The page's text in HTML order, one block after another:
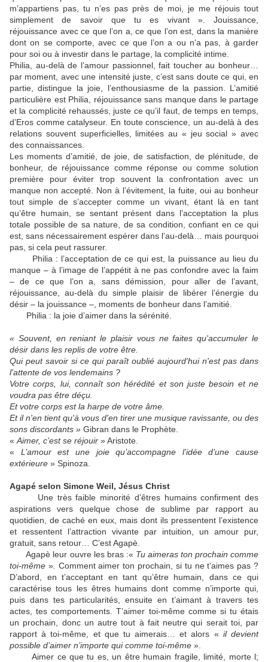
m’appartiens pas, tu n’es pas près de moi, je me réjouis tout
simplement de savoir que tu es vivant ». Jouissance,
réjouissance avec ce que l’on a, ce que l’on est, dans la manière
dont on se comporte, avec ce que l’on a ou n’a pas, à garder
pour soi ou à investir dans le partage, la complicité intime.
Philia, au-delà de l’amour passionnel, fait toucher au bonheur…
par moment, avec une intensité juste, c’est sans doute ce qui, en
partie, distingue la joie, l’enthousiasme de la passion. L’amitié
particulière est Philia, réjouissance sans manque dans le partage
et la complicité rehaussés, juste ce qu’il faut, de temps en temps,
d’Eros comme catalyseur. En toute conscience, un au-delà à des
relations souvent superficielles, limitées au « jeu social » avec
des connaissances.
Les moments d’amitié, de joie, de satisfaction, de plénitude, de
bonheur, de réjouissance comme réponse ou comme solution
première pour éviter trop souvent la confrontation avec un
manque non accepté. Non à l’évitement, la fuite, oui au bonheur
tout simple de s’accepter comme un vivant, étant là en tant
qu’être humain, se sentant présent dans l’acceptation la plus
totale possible de sa nature, de sa condition, confiant en ce qui
est, sans nécessairement espérer dans l’au-delà… mais pourquoi
pas, si cela peut rassurer.
Philia : l’acceptation de ce qui est, la puissance au lieu du
manque – à l’image de l’appétit à ne pas confondre avec la faim
– de ce que l’on a, sans démission, pour aller de l’avant,
réjouissance, au-delà du simple plaisir de libérer l’énergie du
désir – la jouissance –, moments de bonheur dans l’amitié.
Philia : la joie d’aimer dans la sérénité.
« Souvent, en reniant le plaisir vous ne faites qu'accumuler le
désir dans les replis de votre être.
Qui peut savoir si ce qui paraît oublié aujourd'hui n'est pas dans
l'attente de vos lendemains ?
Votre corps, lui, connaît son hérédité et son juste besoin et ne
voudra pas être déçu.
Et votre corps est la harpe de votre âme.
Et il n'en tient qu'à vous d'en tirer une musique ravissante, ou des
sons discordants » Gibran dans le Prophète.
« Aimer, c’est se réjouir » Aristote.
« L’amour est une joie qu’accompagne l’idée d’une cause
extérieure » Spinoza.
Agapé selon Simone Weil, Jésus Christ
Une très faible minorité d’êtres humains confirment des
aspirations vers quelque chose de sublime par rapport au
quotidien, de caché en eux, mais dont ils pressentent l’existence
et ressentent l’attraction vivante par intuition, un amour pur,
gratuit, sans retour… C’est Agapè.
Agapè leur ouvre les bras :« Tu aimeras ton prochain comme
toi-même ». Comment aimer ton prochain, si tu ne t’aimes pas ?
D’abord, en t’acceptant en tant qu’être humain, dans ce qui
caractérise tous les êtres humains dont comme n’importe qui,
puis dans tes particularités, ensuite en t’aimant à travers tes
actes, tes comportements. T’aimer toi-même comme si tu étais
un prochain, donc un autre tout à fait neutre qui serait toi, par
rapport à toi-même, et que tu aimerais… et alors « il devient
possible d’aimer n’importe qui comme toi-même ».
Aimer ce que tu es, un être humain fragile, limité, morte l;